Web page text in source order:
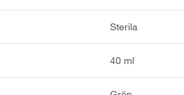
Sterila
40 ml